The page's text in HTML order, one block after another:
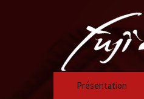
Présentation